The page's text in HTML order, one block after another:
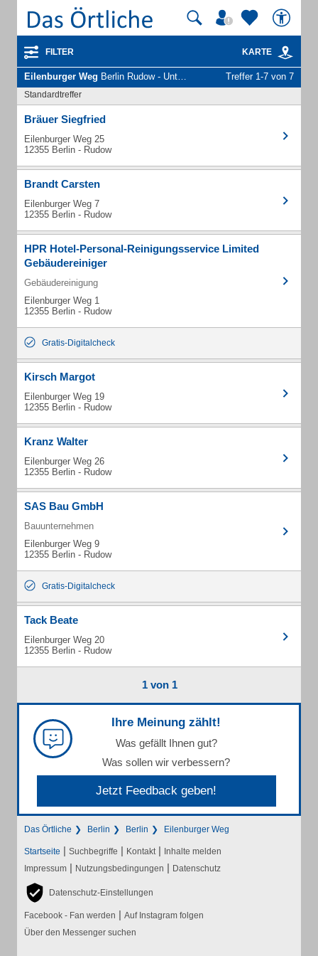
FILTER KARTE
Eilenburger Weg Berlin Rudow - Unternehmen und Personen Treffer 1-7 von 7
Standardtreffer
Bräuer Siegfried
Eilenburger Weg 25
12355 Berlin - Rudow
Brandt Carsten
Eilenburger Weg 7
12355 Berlin - Rudow
HPR Hotel-Personal-Reinigungsservice Limited
Gebäudereiniger
Gebäudereinigung
Eilenburger Weg 1
12355 Berlin - Rudow
Gratis-Digitalcheck
Kirsch Margot
Eilenburger Weg 19
12355 Berlin - Rudow
Kranz Walter
Eilenburger Weg 26
12355 Berlin - Rudow
SAS Bau GmbH
Bauunternehmen
Eilenburger Weg 9
12355 Berlin - Rudow
Gratis-Digitalcheck
Tack Beate
Eilenburger Weg 20
12355 Berlin - Rudow
1 von 1
Ihre Meinung zählt!
Was gefällt Ihnen gut?
Was sollen wir verbessern?
Jetzt Feedback geben!
Das Örtliche Berlin Berlin Eilenburger Weg
Startseite | Suchbegriffe | Kontakt | Inhalte melden
Impressum | Nutzungsbedingungen | Datenschutz
Datenschutz-Einstellungen
Facebook - Fan werden | Auf Instagram folgen
Über den Messenger suchen